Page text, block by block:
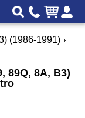
(1986-1991)
89Q, 8A, B3)